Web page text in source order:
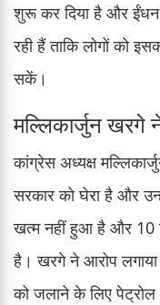
शुरू कर दिया है और ईंधन
रही हैं ताकि लोगों को
सकें।
मल्लिकार्जुन खरगे
कांग्रेस अध्यक्ष
सरकार को घेरा है और
खत्म नहीं हुआ है और 10
है। खरगे ने आरोप
को जलाने के लिए